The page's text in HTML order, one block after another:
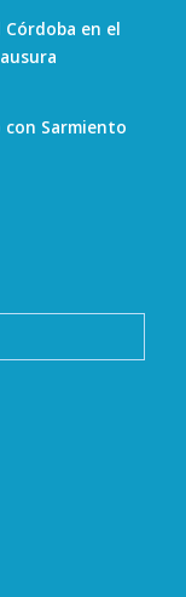
en el
con Sarmiento